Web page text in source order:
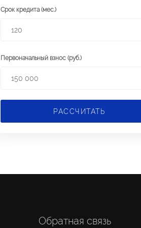
Срок кредита (мес.)
Первоначальный взнос (руб.)
РАССЧИТАТЬ
Обратная связь